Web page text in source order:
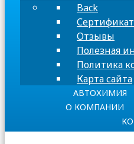
Back
Отзывы
Полезная
Политика
Карта сайта
АВТОХИМИЯ
О КОМПАНИИ